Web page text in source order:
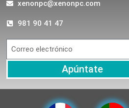
xenonpc@xenonpc.com
981 90 41 47
Apúntate